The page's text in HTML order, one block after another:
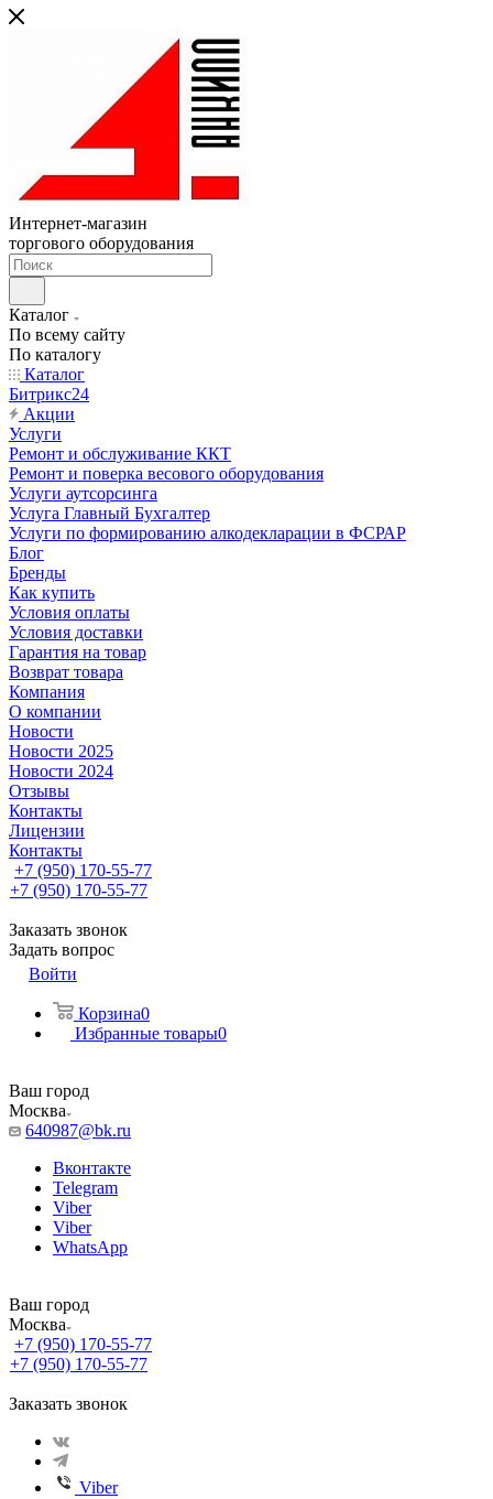
Интернет-магазин
торгового оборудования
Каталог
По всему сайту
По каталогу
Каталог
Битрикс24
Акции
Услуги
Ремонт и обслуживание ККТ
Ремонт и поверка весового оборудования
Услуги аутсорсинга
Услуга Главный Бухгалтер
Услуги по формированию алкодекларации в ФСРАР
Блог
Бренды
Как купить
Условия оплаты
Условия доставки
Гарантия на товар
Возврат товара
Компания
О компании
Новости
Новости 2025
Новости 2024
Отзывы
Контакты
Лицензии
Контакты
+7 (950) 170-55-77
+7 (950) 170-55-77
Заказать звонок
Задать вопрос
Войти
Корзина0
Избранные товары0
Ваш город
Москва
640987@bk.ru
Вконтакте
Telegram
Viber
Viber
WhatsApp
Ваш город
Москва
+7 (950) 170-55-77
+7 (950) 170-55-77
Заказать звонок
Viber